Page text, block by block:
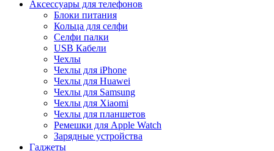
Аксессуары для телефонов
Блоки питания
Кольца для селфи
Селфи палки
USB Кабели
Чехлы
Чехлы для iPhone
Чехлы для Huawei
Чехлы для Samsung
Чехлы для Xiaomi
Чехлы для планшетов
Ремешки для Apple Watch
Зарядные устройства
Гаджеты